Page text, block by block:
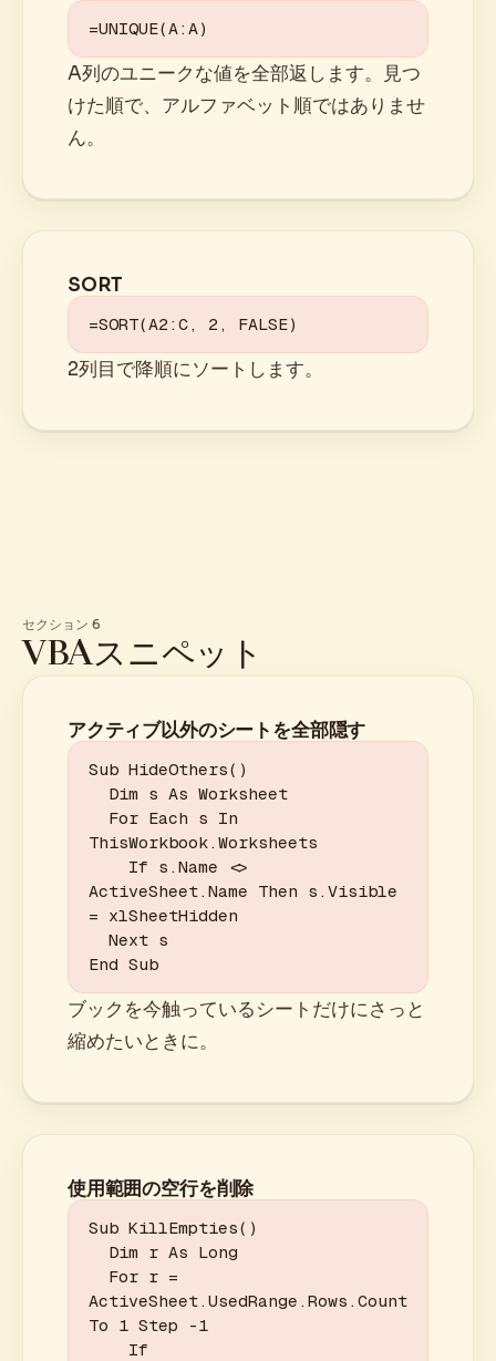
=UNIQUE(A:A)
A列のユニークな値を全部返します。見つ
けた順で、アルファベット順ではありませ
ん。
SORT
=SORT(A2:C, 2, FALSE)
2列目で降順にソートします。
セクション 6
VBAスニペット
アクティブ以外のシートを全部隠す
Sub HideOthers()
ThisWorkbook.Worksheets
ActiveSheet.Name Then s.Visible
= xlSheetHidden
End Sub
ブックを今触っているシートだけにさっと
縮めたいときに。
使用範囲の空行を削除
Sub KillEmpties()
ActiveSheet.UsedRange.Rows.Count
To 1 Step -1